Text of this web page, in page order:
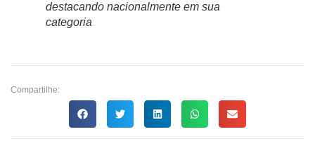
destacando nacionalmente em sua
categoria
Compartilhe: